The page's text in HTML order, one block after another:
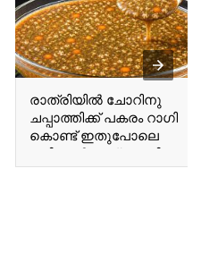
രാത്രിയിൽ ചോറിനു
ചപ്പാത്തിക്ക് പകരം റാഗി
കൊണ്ട് ഇതുപോലെ
കഴിച്ചാൽ മാത്രം മതി
For dinner, having this